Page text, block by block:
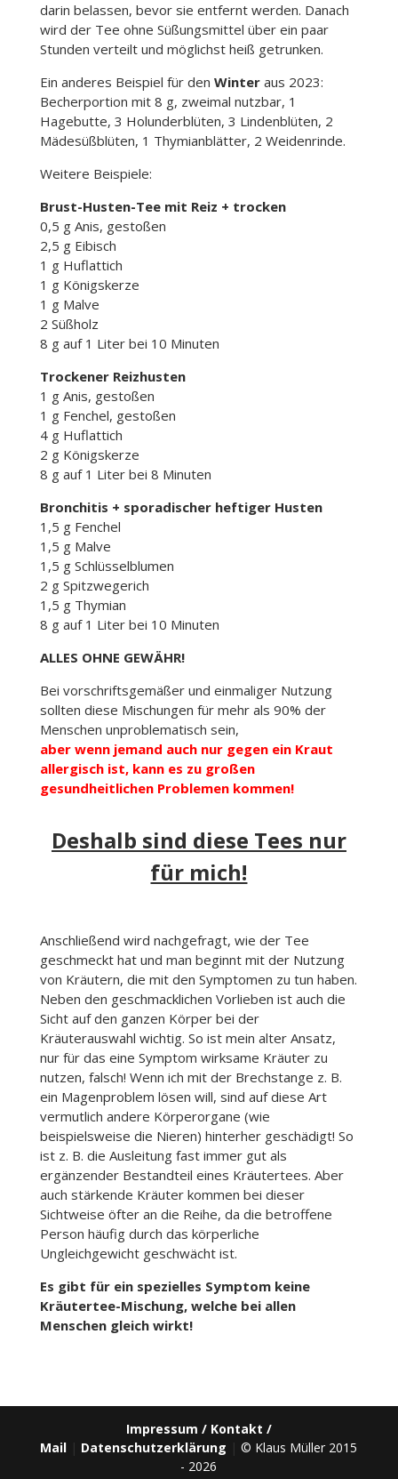
darin belassen, bevor sie entfernt werden. Danach
wird der Tee ohne Süßungsmittel über ein paar
Stunden verteilt und möglichst heiß getrunken.
Ein anderes Beispiel für den Winteraus 2023:
Becherportion mit 8 g, zweimal nutzbar, 1
Hagebutte, 3 Holunderblüten, 3 Lindenblüten, 2
Mädesüßblüten, 1 Thymianblätter, 2 Weidenrinde.
Weitere Beispiele:
Brust-Husten-Tee mit Reiz + trocken
0,5 g Anis, gestoßen
2,5 g Eibisch
1 g Huflattich
1 g Königskerze
1 g Malve
2 Süßholz
8 g auf 1 Liter bei 10 Minuten
Trockener Reizhusten
1 g Anis, gestoßen
1 g Fenchel, gestoßen
4 g Huflattich
2 g Königskerze
8 g auf 1 Liter bei 8 Minuten
Bronchitis + sporadischer heftiger Husten
1,5 g Fenchel
1,5 g Malve
1,5 g Schlüsselblumen
2 g Spitzwegerich
1,5 g Thymian
8 g auf 1 Liter bei 10 Minuten
ALLES OHNE GEWÄHR!
Bei vorschriftsgemäßer und einmaliger Nutzung
sollten diese Mischungen für mehr als 90% der
Menschen unproblematisch sein,
aber wenn jemand auch nur gegen ein Kraut
allergisch ist, kann es zu großen
gesundheitlichen Problemen kommen!
Deshalb sind diese Tees nur
für mich!
Anschließend wird nachgefragt, wie der Tee
geschmeckt hat und man beginnt mit der Nutzung
von Kräutern, die mit den Symptomen zu tun haben.
Neben den geschmacklichen Vorlieben ist auch die
Sicht auf den ganzen Körper bei der
Kräuterauswahl wichtig. So ist mein alter Ansatz,
nur für das eine Symptom wirksame Kräuter zu
nutzen, falsch! Wenn ich mit der Brechstange z. B.
ein Magenproblem lösen will, sind auf diese Art
vermutlich andere Körperorgane (wie
beispielsweise die Nieren) hinterher geschädigt! So
ist z. B. die Ausleitung fast immer gut als
ergänzender Bestandteil eines Kräutertees. Aber
auch stärkende Kräuter kommen bei dieser
Sichtweise öfter an die Reihe, da die betroffene
Person häufig durch das körperliche
Ungleichgewicht geschwächt ist.
Es gibt für ein spezielles Symptom keine
Kräutertee-Mischung, welche bei allen
Menschen gleich wirkt!
Impressum / Kontakt /
Mail | Datenschutzerklärung |© Klaus Müller 2015
- 2026